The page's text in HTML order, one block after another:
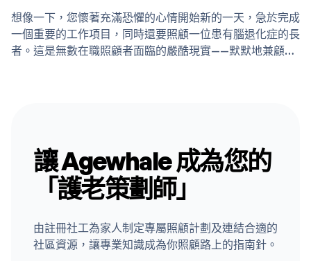
想像一下，您懷著充滿恐懼的心情開始新的一天，急於完成
一個重要的工作項目，同時還要照顧一位患有腦退化症的長
者。這是無數在職照顧者面臨的嚴酷現實——默默地兼顧工
如何幫助減輕他們的壓力和負擔。 支持在職照顧者的重要
讓 Agewhale 成為您的
「護老策劃師」
由註冊社工為家人制定專屬照顧計劃及連結合適的
社區資源，讓專業知識成為你照顧路上的指南針。